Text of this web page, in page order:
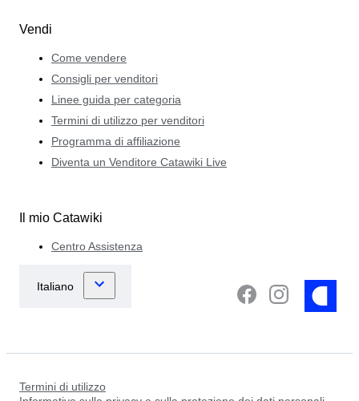
Vendi
Come vendere
Consigli per venditori
Linee guida per categoria
Termini di utilizzo per venditori
Programma di affiliazione
Diventa un Venditore Catawiki Live
Il mio Catawiki
Centro Assistenza
Termini di utilizzo